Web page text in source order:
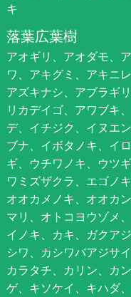
キ
落葉広葉樹
アオギリ、アオダモ、
ワ、アキグミ、アキニ
アズキナシ、アブラギ
リカデイゴ、アワブキ
デ、イチジク、イヌエ
ブナ、イボタノキ、イ
ギ、ウチワノキ、ウツ
ワミズザクラ、エゴノ
オオカメノキ、オオカ
マリ、オトコヨウゾメ
イノキ、カキ、ガクア
シワ、カシワバアジサ
カラタチ、カリン、カ
ゲ、キソケイ、キハダ